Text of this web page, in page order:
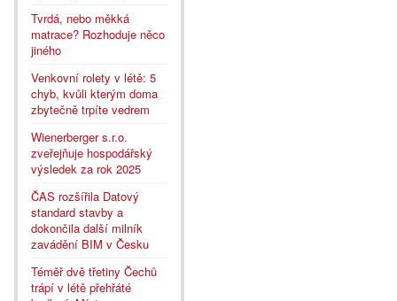
Tvrdá, nebo měkká
matrace? Rozhoduje něco
jiného
Venkovní rolety v létě: 5
chyb, kvůli kterým doma
zbytečně trpíte vedrem
Wienerberger s.r.o.
zveřejňuje hospodářský
výsledek za rok 2025
ČAS rozšířila Datový
standard stavby a
dokončila další milník
zavádění BIM v Česku
Téměř dvě třetiny Čechů
trápí v létě přehřáté